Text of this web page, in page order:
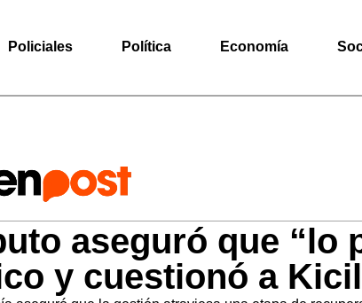
Policiales Política Economía
aseguró que “lo
y cuestionó a